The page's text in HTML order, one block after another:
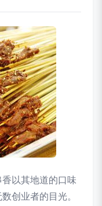
以其地道的口味
创业者的目光。